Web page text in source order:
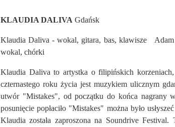
KLAUDIA DALIVA Gdańsk
Klaudia Daliva - wokal, gitara, bas, klawisze
wokal, chórki
Klaudia Daliva to artystka o filipińskich
czternastego roku życia jest muzykiem ulicznym
utwór "Mistakes", od początku do końca nagrany
posunięcie popłaciło "Mistakes" można było
Klaudia została zaproszona na Soundrive